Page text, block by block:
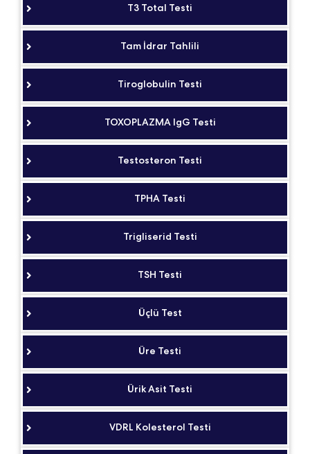
T3 Total Testi
Tam İdrar Tahlili
Tiroglobulin Testi
TOXOPLAZMA IgG Testi
Testosteron Testi
TPHA Testi
Trigliserid Testi
TSH Testi
Üçlü Test
Üre Testi
Ürik Asit Testi
VDRL Kolesterol Testi